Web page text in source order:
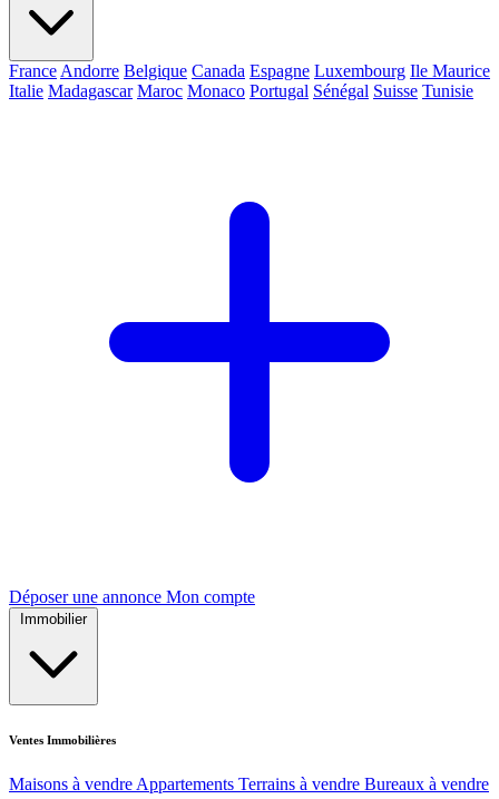
France Andorre Belgique Canada Espagne Luxembourg Ile Maurice
Italie Madagascar Maroc Monaco Portugal Sénégal Suisse Tunisie
Déposer une annonce Mon compte
Immobilier
Ventes Immobilières
Maisons à vendre Appartements Terrains à vendre Bureaux à vendre